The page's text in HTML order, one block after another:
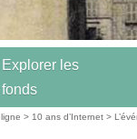
Explorer les
fonds
> 10 ans d’Internet >